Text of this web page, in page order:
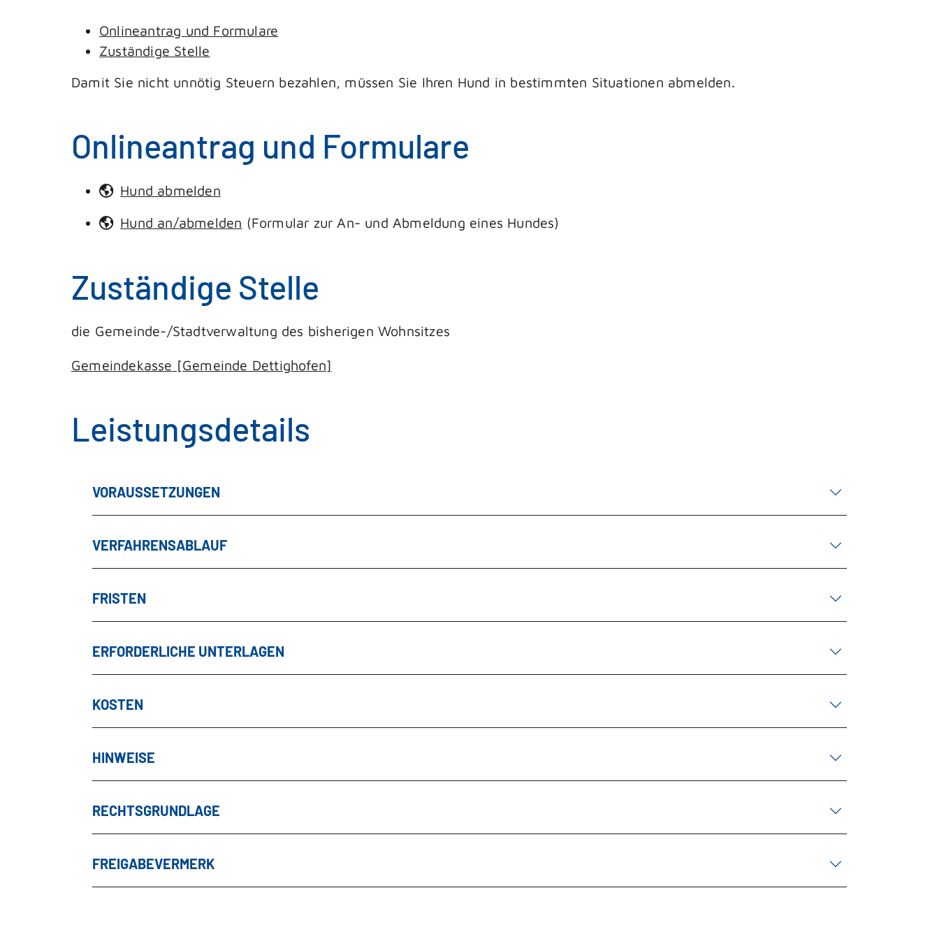
Onlineantrag und Formulare
Zuständige Stelle
Damit Sie nicht unnötig Steuern bezahlen, müssen Sie Ihren Hund in bestimmten Situationen abmelden.
Onlineantrag und Formulare
Hund abmelden
Hund an/abmelden (Formular zur An- und Abmeldung eines Hundes)
Zuständige Stelle
die Gemeinde-/Stadtverwaltung des bisherigen Wohnsitzes
Gemeindekasse [Gemeinde Dettighofen]
Leistungsdetails
VORAUSSETZUNGEN
VERFAHRENSABLAUF
FRISTEN
ERFORDERLICHE UNTERLAGEN
KOSTEN
HINWEISE
RECHTSGRUNDLAGE
FREIGABEVERMERK